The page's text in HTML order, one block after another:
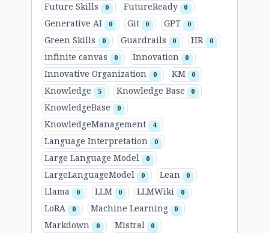
Future Skills 0 FutureReady 0
Generative AI 0 Git 0 GPT 0
Green Skills 0 Guardrails 0 HR 0
infinite canvas 0 Innovation 0
Innovative Organization 0 KM 0
Knowledge 5 Knowledge Base 0
KnowledgeBase 0
KnowledgeManagement 4
Language Interpretation 0
Large Language Model 0
LargeLanguageModel 0 Lean 0
Llama 0 LLM 0 LLMWiki 0
LoRA 0 Machine Learning 0
Markdown 0 Mistral 0